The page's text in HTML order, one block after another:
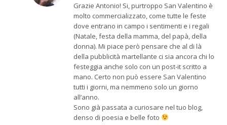
Grazie Antonio! Si, purtroppo San Valentino è
molto commercializzato, come tutte le feste
dove entrano in campo i sentimenti e i regali
(Natale, festa della mamma, del papà, della
donna). Mi piace però pensare che al di là
della pubblicità martellante ci sia ancora chi lo
festeggia anche solo con un post-it scritto a
mano. Certo non può essere San Valentino
tutti i giorni, ma nemmeno solo un giorno
all’anno.
Sono già passata a curiosare nel tuo blog,
denso di poesia e belle foto